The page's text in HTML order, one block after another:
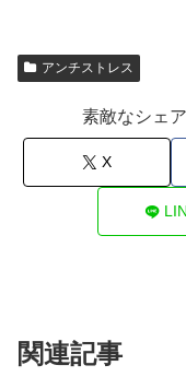
アンチストレス
素敵なシェ
X
関連記事